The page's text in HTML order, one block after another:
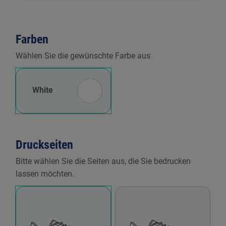
Farben
Wählen Sie die gewünschte Farbe aus
White
Druckseiten
Bitte wählen Sie die Seiten aus, die Sie bedrucken
lassen möchten.